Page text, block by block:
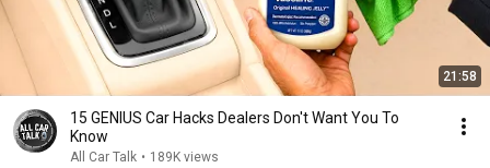
21:58
15 GENIUS Car Hacks Dealers Don't Want You To
Know
All Car Talk • 189K views